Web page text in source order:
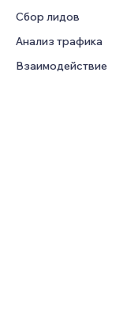
Графики и таблицы
Сбор лидов
Анализ трафика
Взаимодействие